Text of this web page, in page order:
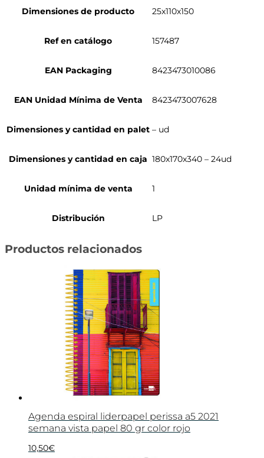
Dimensiones de producto 25x110x150
Ref en catálogo 157487
EAN Packaging 8423473010086
EAN Unidad Mínima de Venta 8423473007628
Dimensiones y cantidad en palet – ud
Dimensiones y cantidad en caja 180x170x340 – 24ud
Unidad mínima de venta 1
Distribución LP
Productos relacionados
Agenda espiral liderpapel perissa a5 2021
semana vista papel 80 gr color rojo
10,50€